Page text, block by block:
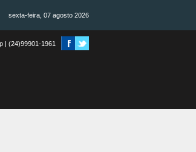
sexta-feira, 07 agosto 2026
| (24)99901-1961